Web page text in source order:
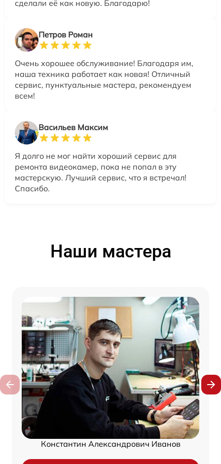
сделали её как новую. Благодарю!
Петров Роман
Очень хорошее обслуживание! Благодаря им,
наша техника работает как новая! Отличный
сервис, пунктуальные мастера, рекомендуем
всем!
Васильев Максим
Я долго не мог найти хороший сервис для
ремонта видеокамер, пока не попал в эту
мастерскую. Лучший сервис, что я встречал!
Спасибо.
Наши мастера
Константин Александрович Иванов